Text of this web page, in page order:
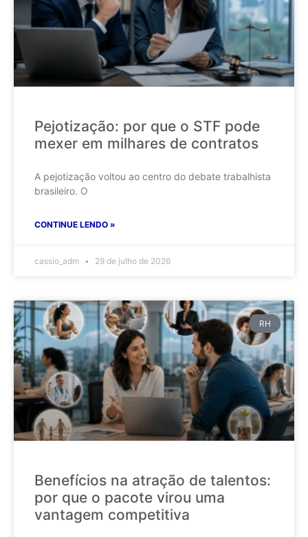
Pejotização: por que o STF pode
mexer em milhares de contratos
A pejotização voltou ao centro do debate trabalhista
brasileiro. O
CONTINUE LENDO »
cassio_adm 29 de julho de 2026
RH
Benefícios na atração de talentos:
por que o pacote virou uma
vantagem competitiva